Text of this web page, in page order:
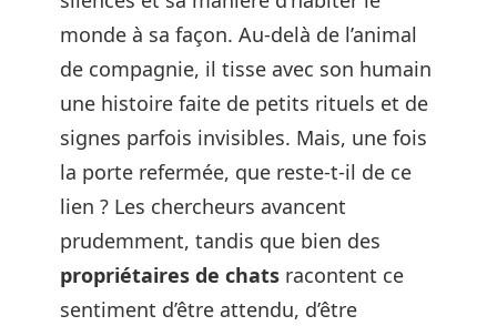
monde à sa façon. Au-delà de l’animal
de compagnie, il tisse avec son humain
une histoire faite de petits rituels et de
signes parfois invisibles. Mais, une fois
la porte refermée, que reste-t-il de ce
lien ? Les chercheurs avancent
prudemment, tandis que bien des
propriétaires de chats racontent ce
sentiment d’être attendu, d’être